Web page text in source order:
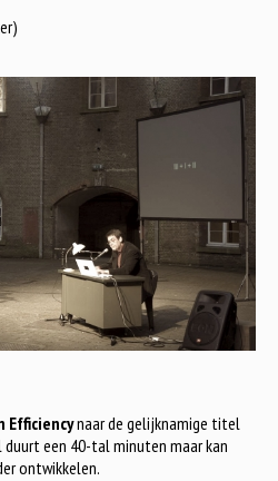
Efficiencynaar de gelijknamige titel
een 40-tal minuten maar kan
ontwikkelen.